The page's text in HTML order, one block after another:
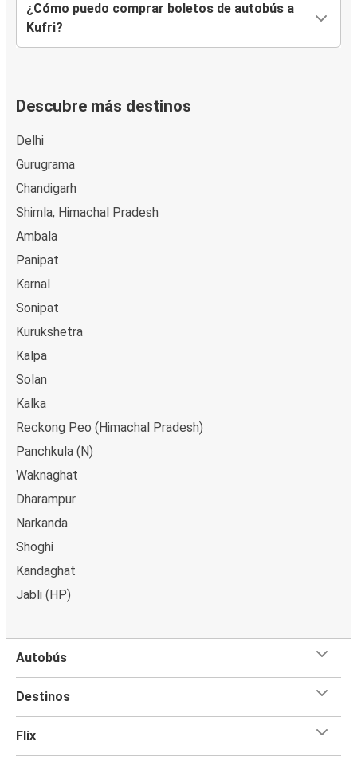
¿Cómo puedo comprar boletos de autobús a
Kufri?
Descubre más destinos
Delhi
Gurugrama
Chandigarh
Shimla, Himachal Pradesh
Ambala
Panipat
Karnal
Sonipat
Kurukshetra
Kalpa
Solan
Kalka
Reckong Peo (Himachal Pradesh)
Panchkula (N)
Waknaghat
Dharampur
Narkanda
Shoghi
Kandaghat
Jabli (HP)
Autobús
Destinos
Flix